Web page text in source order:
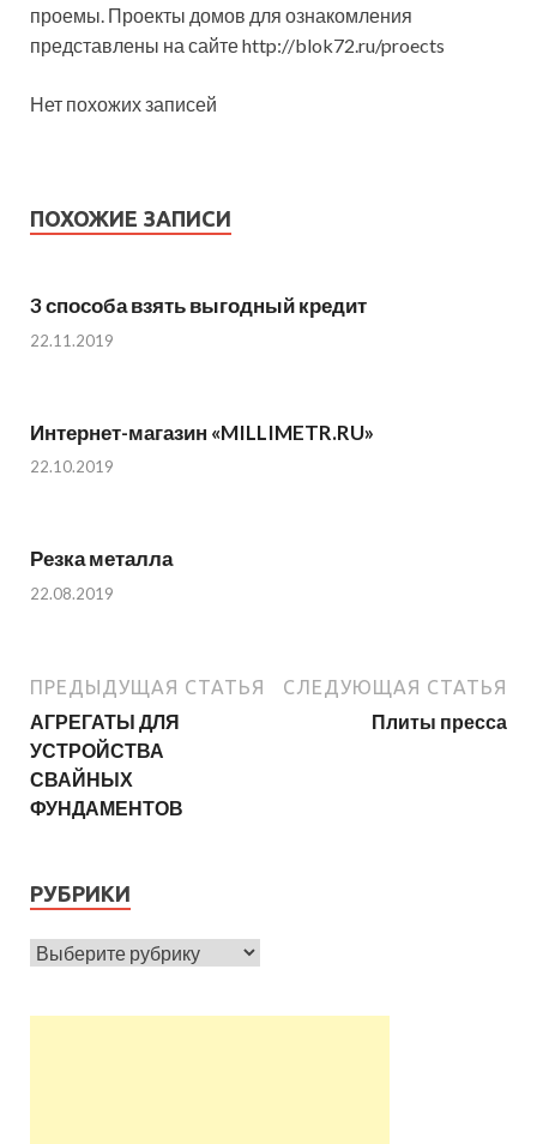
проемы. Проекты домов для ознакомления
представлены на сайте http://blok72.ru/proects
Нет похожих записей
ПОХОЖИЕ ЗАПИСИ
3 способа взять выгодный кредит
22.11.2019
Интернет-магазин «MILLIMETR.RU»
22.10.2019
Резка металла
22.08.2019
ПРЕДЫДУЩАЯ СТАТЬЯ
АГРЕГАТЫ ДЛЯ
УСТРОЙСТВА
СВАЙНЫХ
ФУНДАМЕНТОВ
СЛЕДУЮЩАЯ СТАТЬЯ
Плиты пресса
РУБРИКИ